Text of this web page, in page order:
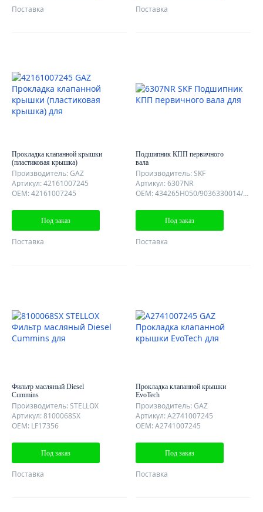
Поставка Поставка
Прокладка клапанной крышки
(пластиковая крышка)
Производитель: GAZ
Артикул: 42161007245
OEM: 42161007245
Под заказ
Поставка
Подшипник КПП первичного
вала
Производитель: SKF
Артикул: 6307NR
OEM: 434265H050/9036330014/MD736823/97153-06307-000/90043-63059
Под заказ
Поставка
Фильтр масляный Diesel
Cummins
Производитель: STELLOX
Артикул: 8100068SX
OEM: LF17356
Под заказ
Поставка
Прокладка клапанной крышки
EvoTech
Производитель: GAZ
Артикул: A2741007245
OEM: A2741007245
Под заказ
Поставка